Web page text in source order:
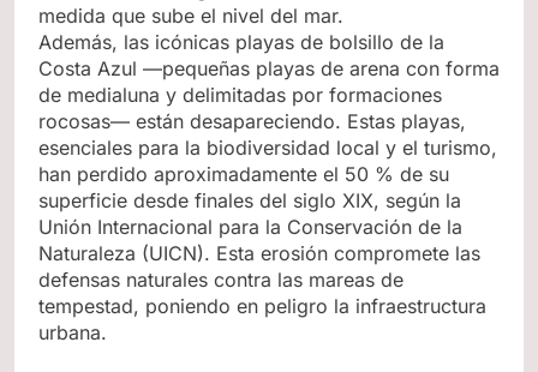
medida que sube el nivel del mar.
Además, las icónicas playas de bolsillo de la
Costa Azul —pequeñas playas de arena con forma
de medialuna y delimitadas por formaciones
rocosas— están desapareciendo. Estas playas,
esenciales para la biodiversidad local y el turismo,
han perdido aproximadamente el 50 % de su
superficie desde finales del siglo XIX, según la
Unión Internacional para la Conservación de la
Naturaleza (UICN). Esta erosión compromete las
defensas naturales contra las mareas de
tempestad, poniendo en peligro la infraestructura
urbana.